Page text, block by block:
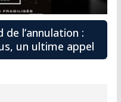
de l’annulation :
un ultime appel